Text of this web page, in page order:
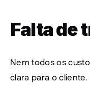
Falta de
Nem todos os
clara para o cliente.